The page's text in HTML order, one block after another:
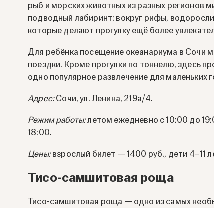
рыб и морских животных из разных регионов
подводный лабиринт: вокруг рифы,
которые делают прогулку ещё более
Для ребёнка посещение океанариума в Сочи
поездки. Кроме прогулки по тоннелю, здесь
одно популярное развлечение для
Адрес:Сочи, ул. Ленина, 219а/4.
Режим работы:летом ежедневно с 10:00 до
18:00.
Цены:взрослый билет — 1400 руб., дети 4–11
Тисо-самшитовая роща
Тисо-самшитовая роща — одно из самых